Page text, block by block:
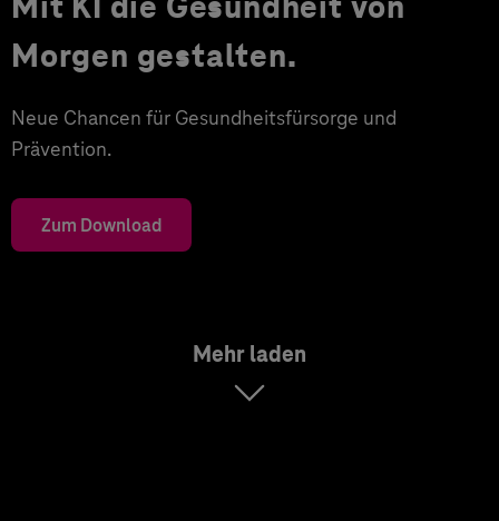
Morgen gestalten.
Neue Chancen für Gesundheitsfürsorge und
Prävention.
Zum Download
Mehr laden